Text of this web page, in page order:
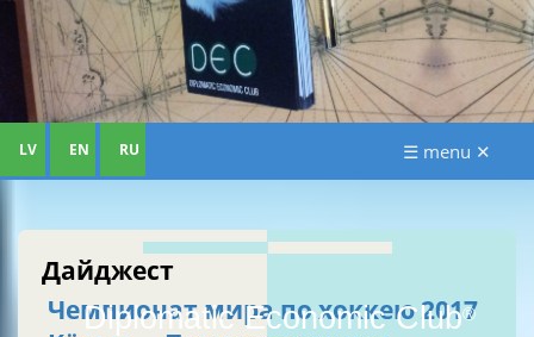
Diplomatic Economic Club®
LV EN RU ☰ menu ✕
Дайджест
Чемпионат мира по хоккею 2017